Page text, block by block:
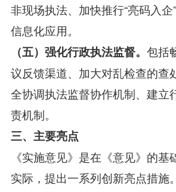
非现场执法、加快推行“亮码入
信息化应用。
（五）强化行政执法监督。 包括
议反馈渠道、加大对乱检查的查
全协调执法监督协作机制、建立
责机制。
三、主要亮点
《实施意见》是在《意见》的
实际，提出一系列创新亮点措施。